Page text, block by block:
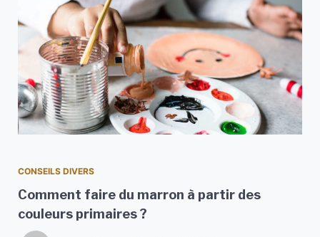
CONSEILS DIVERS
Comment faire du marron à partir des
couleurs primaires ?